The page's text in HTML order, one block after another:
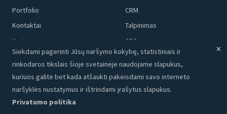
Portfolio
Kontaktai
Karjera
Privatumo politika
Produktai
CRM
Talpinimas
SEO
Grafinis dizainas
Socialinė medija
Siekdami pagerinti Jūsų naršymo kokybę, statistiniais ir
rinkodaros tikslais šioje svetainėje naudojame slapukus,
kuriuos galite bet kada atšaukti pakeisdami savo interneto
naršyklės nustatymus ir ištrindami įrašytus slapukus.
Privatumo politika